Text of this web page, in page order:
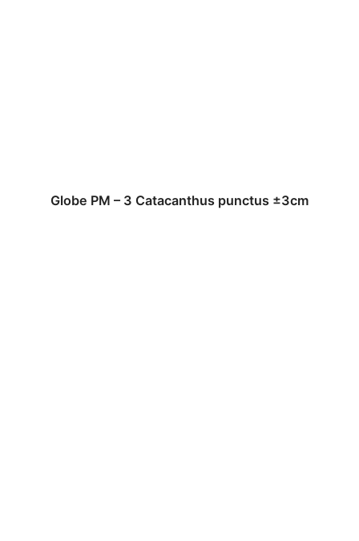
Globe PM – 3 Catacanthus punctus ±3cm